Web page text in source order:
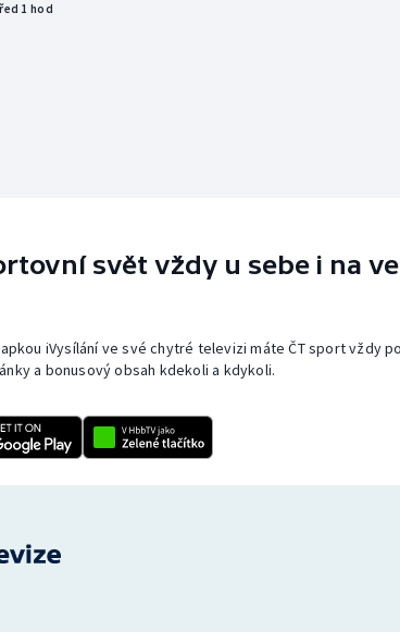
1 hod
svět vždy u sebe i na
apkou iVysílání ve své chytré televizi máte ČT sport vždy
a bonusový obsah kdekoli a kdykoli.